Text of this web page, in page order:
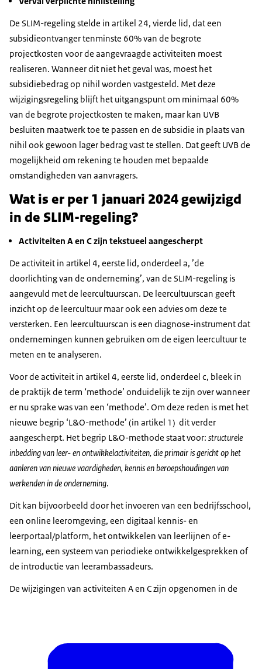
De SLIM-regeling stelde in artikel 24, vierde lid, dat een
subsidieontvanger tenminste 60% van de begrote
projectkosten voor de aangevraagde activiteiten moest
realiseren. Wanneer dit niet het geval was, moest het
subsidiebedrag op nihil worden vastgesteld. Met deze
wijzigingsregeling blijft het uitgangspunt om minimaal 60%
van de begrote projectkosten te maken, maar kan UVB
besluiten maatwerk toe te passen en de subsidie in plaats van
nihil ook gewoon lager bedrag vast te stellen. Dat geeft UVB de
mogelijkheid om rekening te houden met bepaalde
omstandigheden van aanvragers.
Wat is er per 1 januari 2024 gewijzigd
in de SLIM-regeling?
Activiteiten A en C zijn tekstueel aangescherpt
De activiteit in artikel 4, eerste lid, onderdeel a, ’de
doorlichting van de onderneming’, van de SLIM-regeling is
aangevuld met de leercultuurscan. De leercultuurscan geeft
inzicht op de leercultuur maar ook een advies om deze te
versterken. Een leercultuurscan is een diagnose-instrument dat
ondernemingen kunnen gebruiken om de eigen leercultuur te
meten en te analyseren.
Voor de activiteit in artikel 4, eerste lid, onderdeel c, bleek in
de praktijk de term ‘methode’ onduidelijk te zijn over wanneer
er nu sprake was van een ‘methode’. Om deze reden is met het
nieuwe begrip ‘L&O-methode’ (in artikel 1) dit verder
aangescherpt. Het begrip L&O-methode staat voor: structurele
inbedding van leer- en ontwikkelactiviteiten, die primair is gericht op het
aanleren van nieuwe vaardigheden, kennis en beroepshoudingen van
werkenden in de onderneming.
Dit kan bijvoorbeeld door het invoeren van een bedrijfsschool,
een online leeromgeving, een digitaal kennis- en
leerportaal/platform, het ontwikkelen van leerlijnen of e-
learning, een systeem van periodieke ontwikkelgesprekken of
de introductie van leerambassadeurs.
De wijzigingen van activiteiten A en C zijn opgenomen in de